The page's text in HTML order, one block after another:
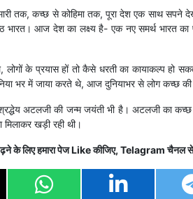
तक, कच्छ से कोहिमा तक, पूरा देश एक साथ सपने
आज देश का लक्ष्य है- एक नए समर्थ भारत का
लोगों के प्रयास हों तो कैसे धरती का कायाकल्प
भर में जाया करते थे, आज दुनियाभर से लोग कच्छ
अटलजी की जन्म जयंती भी है। अटलजी का कच्छ
खड़ी रही थी।
के लिए हमारा पेजLikeकीजिए, Telagramचैनल